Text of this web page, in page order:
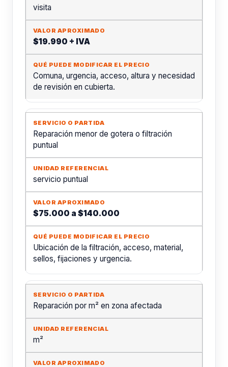
visita
$19.990 + IVA
Comuna, urgencia, acceso, altura y necesidad
de revisión en cubierta.
Reparación menor de gotera o filtración
puntual
servicio puntual
$75.000 a $140.000
Ubicación de la filtración, acceso, material,
sellos, fijaciones y urgencia.
Reparación por m² en zona afectada
m²